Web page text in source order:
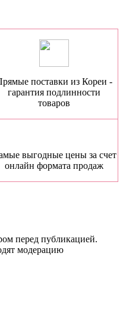
поставки из Кореи -
гарантия подлинности
товаров
выгодные цены за счет
онлайн формата продаж
перед публикацией.
модерацию